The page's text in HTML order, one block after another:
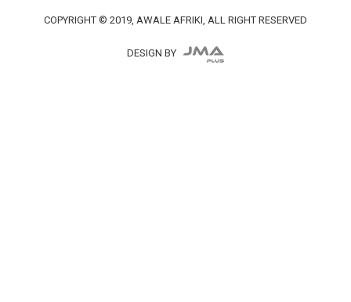
COPYRIGHT © 2019, AWALE AFRIKI, ALL RIGHT RESERVED
DESIGN BY